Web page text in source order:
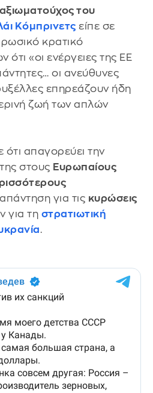
του
Κόμπρινετς είπε σε
κρατικό
ότι «οι ενέργειες της ΕΕ
οι ανεύθυνες
επηρεάζουν ήδη
ζωή των απλών
ότι απαγορεύει την
στους Ευρωπαίους
για τις κυρώσεις
για τη στρατιωτική
.